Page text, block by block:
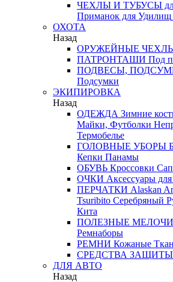
ЧЕХЛЫ И ТУБУСЫ
Приманок для Удилищ
ОХОТА
Назад
ОРУЖЕЙНЫЕ
ПАТРОНТАШИ Под
ПОДВЕСЫ,
Подсумки
ЭКИПИРОВКА
Назад
ОДЕЖДА Зимние
Майки, Футболки
Термобелье
ГОЛОВНЫЕ УБОРЫ
Кепки Панамы
ОБУВЬ Кроссовки
ОЧКИ Аксессуары
ПЕРЧАТКИ Alaskan
Tsuribito Серебряный
Кита
ПОЛЕЗНЫЕ МЕЛОЧИ
Ремнаборы
РЕМНИ Кожаные
СРЕДСТВА ЗАЩИТЫ
ДЛЯ АВТО
Назад